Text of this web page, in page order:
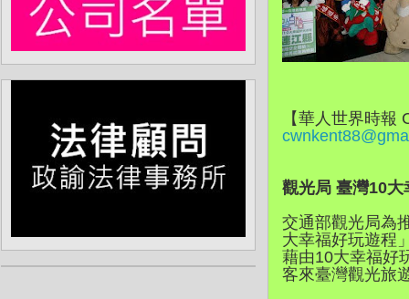
【華人世界時
觀光局 臺灣10
交通部觀光局為
大幸福好玩遊程
藉由10大幸福好
客來臺灣觀光旅